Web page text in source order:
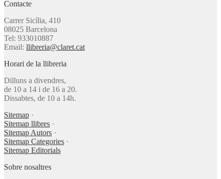
Contacte
Carrer Sicília, 410
08025 Barcelona
Tel: 933010887
Email: llibreria@claret.cat
Horari de la llibreria
Dilluns a divendres,
de 10 a 14 i de 16 a 20.
Dissabtes, de 10 a 14h.
Sitemap ·
Sitemap llibres ·
Sitemap Autors ·
Sitemap Categories ·
Sitemap Editorials
Sobre nosaltres